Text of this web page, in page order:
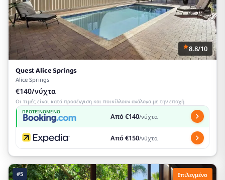
8.8/10
Quest Alice Springs
Alice Springs
€140/νύχτα
Οι τιμές είναι κατά προσέγγιση και ποικίλλουν ανάλογα με την εποχή
ΠΡΟΤΕΙΝΌΜΕΝΟ Από €140/νύχτα
Από €150/νύχτα
#5 Επιλεγμένο